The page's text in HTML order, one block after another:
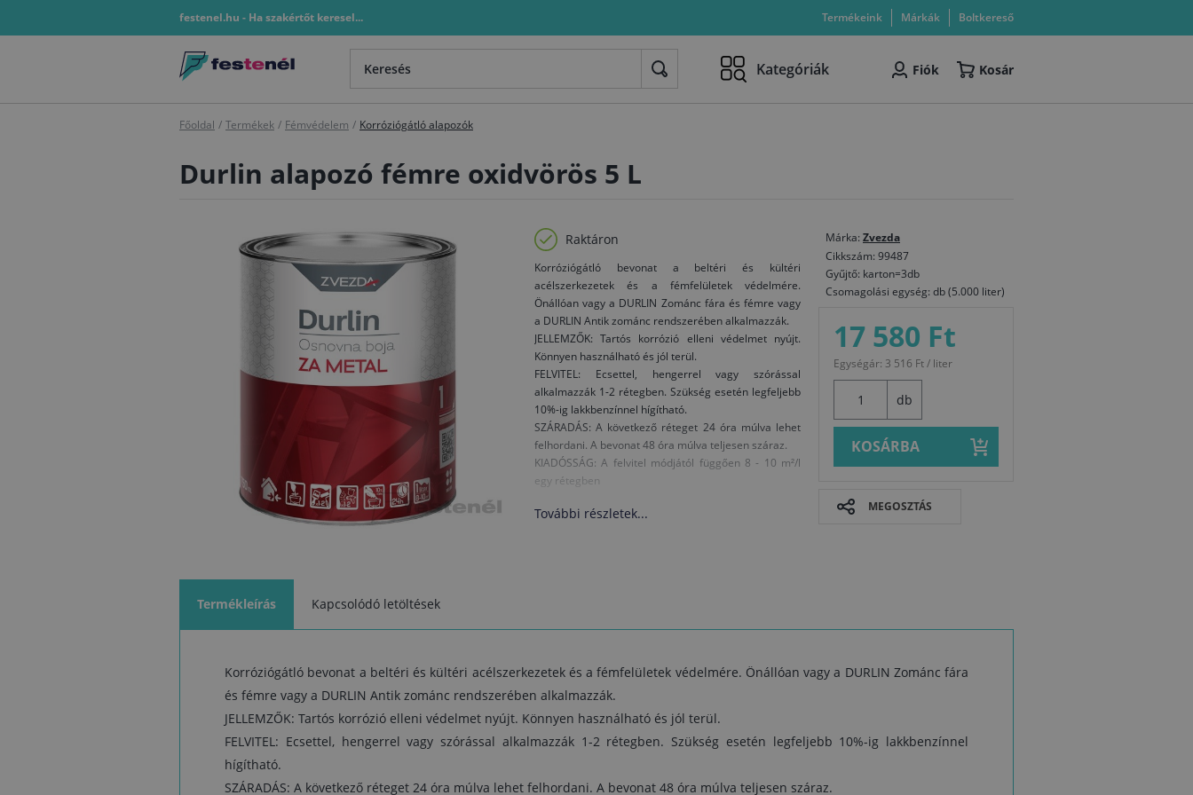
festenel.hu - Ha szakértőt keresel... Termékeink Márkák Boltkereső
Kategóriák Fiók Kosár
Főoldal / Termékek / Fémvédelem / Korróziógátló alapozók
Durlin alapozó fémre oxidvörös 5 L
Raktáron
Korróziógátló bevonat a beltéri és kültéri
acélszerkezetek és a fémfelületek védelmére.
Önállóan vagy a DURLIN Zománc fára és fémre vagy
a DURLIN Antik zománc rendszerében alkalmazzák.
JELLEMZŐK: Tartós korrózió elleni védelmet nyújt.
Könnyen használható és jól terül.
FELVITEL: Ecsettel, hengerrel vagy szórással
alkalmazzák 1-2 rétegben. Szükség esetén legfeljebb
10%-ig lakkbenzínnel hígítható.
SZÁRADÁS: A következő réteget 24 óra múlva lehet
felhordani. A bevonat 48 óra múlva teljesen száraz.
KIADÓSSÁG: A felvitel módjától függően 8 - 10 m²/l
egy rétegben
További részletek...
Márka: Zvezda
Cikkszám: 99487
Gyűjtő: karton=3db
Csomagolási egység: db (5.000 liter)
17 580 Ft
Egységár: 3 516 Ft / liter
db
KOSÁRBA
MEGOSZTÁS
Termékleírás Kapcsolódó letöltések
Korróziógátló bevonat a beltéri és kültéri acélszerkezetek és a fémfelületek védelmére. Önállóan vagy a DURLIN Zománc fára
és fémre vagy a DURLIN Antik zománc rendszerében alkalmazzák.
JELLEMZŐK: Tartós korrózió elleni védelmet nyújt. Könnyen használható és jól terül.
FELVITEL: Ecsettel, hengerrel vagy szórással alkalmazzák 1-2 rétegben. Szükség esetén legfeljebb 10%-ig lakkbenzínnel
hígítható.
SZÁRADÁS: A következő réteget 24 óra múlva lehet felhordani. A bevonat 48 óra múlva teljesen száraz.